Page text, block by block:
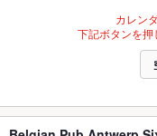
カレン
下記ボタンを押